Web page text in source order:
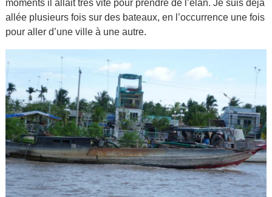
moments il allait très vite pour prendre de l’élan. Je suis déjà
allée plusieurs fois sur des bateaux, en l’occurrence une fois
pour aller d’une ville à une autre.